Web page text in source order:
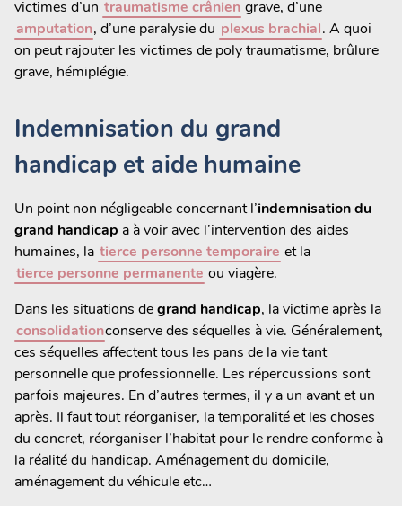
victimes d’un traumatisme crânien grave, d’une
amputation, d’une paralysie du plexus brachial. A quoi
on peut rajouter les victimes de poly traumatisme, brûlure
grave, hémiplégie.
Indemnisation du grand
handicap et aide humaine
Un point non négligeable concernant l’indemnisation du
grand handicap a à voir avec l’intervention des aides
humaines, la tierce personne temporaire et la
tierce personne permanente ou viagère.
Dans les situations degrand handicap, la victime après la
consolidationconserve des séquelles à vie. Généralement,
ces séquelles affectent tous les pans de la vie tant
personnelle que professionnelle. Les répercussions sont
parfois majeures. En d’autres termes, il y a un avant et un
après. Il faut tout réorganiser, la temporalité et les choses
du concret, réorganiser l’habitat pour le rendre conforme à
la réalité du handicap. Aménagement du domicile,
aménagement du véhicule etc…